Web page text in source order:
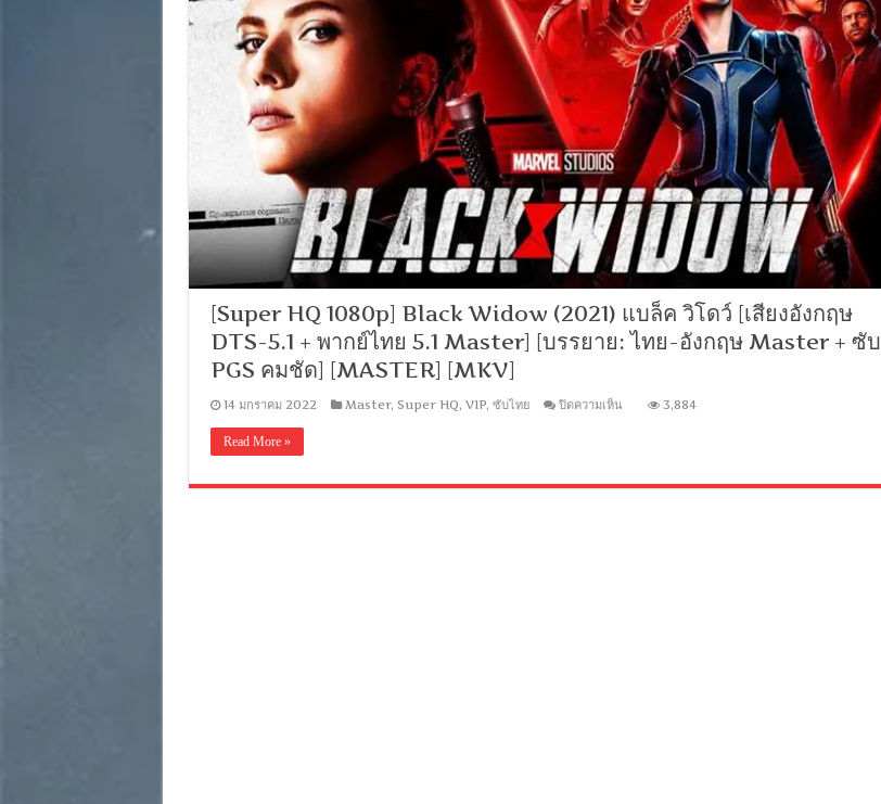
[Super HQ 1080p] Black Widow (2021) แบล็ค วิโดว์ [เสียงอังกฤษ
DTS-5.1 + พากย์ไทย 5.1 Master] [บรรยาย: ไทย-อังกฤษ Master + ซับ
PGS คมชัด] [MASTER] [MKV]
14 มกราคม 2022 Master, Super HQ, VIP, ซับไทย ปิดความเห็นบน
Widow
3,884
Read More »